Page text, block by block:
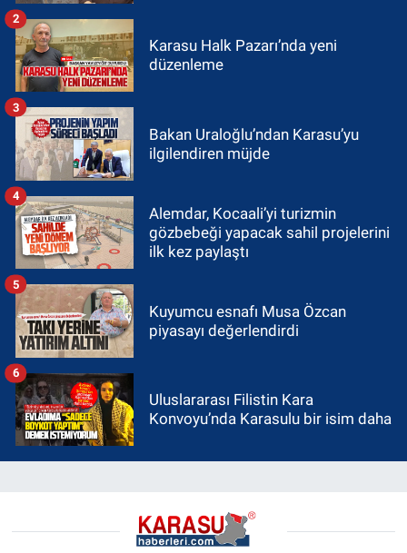
Karasu Halk Pazarı’nda yeni
düzenleme
2
Bakan Uraloğlu’ndan Karasu’yu
ilgilendiren müjde
3
Alemdar, Kocaali’yi turizmin
gözbebeği yapacak sahil projelerini
ilk kez paylaştı
4
Kuyumcu esnafı Musa Özcan
piyasayı değerlendirdi
5
Uluslararası Filistin Kara
Konvoyu’nda Karasulu bir isim daha
6